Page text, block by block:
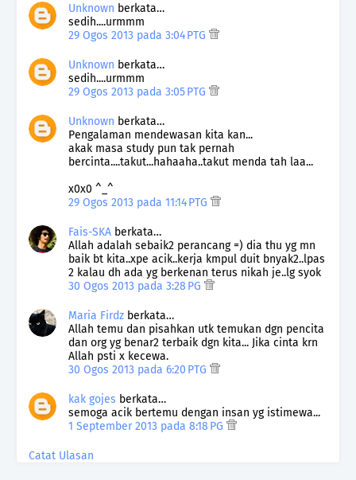
Unknown berkata…
sedih....urmmm
29 Ogos 2013 pada 3:04 PTG
Unknown berkata…
sedih....urmmm
29 Ogos 2013 pada 3:05 PTG
Unknown berkata…
Pengalaman mendewasan kita kan...
akak masa study pun tak pernah
bercinta....takut...hahaaha..takut menda tah laa...
x0x0 ^_^
29 Ogos 2013 pada 11:14 PTG
Fais-SKA berkata…
Allah adalah sebaik2 perancang =) dia thu yg mn
baik bt kita..xpe acik..kerja kmpul duit bnyak2..lpas
2 kalau dh ada yg berkenan terus nikah je..lg syok
30 Ogos 2013 pada 3:28 PG
Maria Firdz berkata…
Allah temu dan pisahkan utk temukan dgn pencita
dan org yg benar2 terbaik dgn kita... Jika cinta krn
Allah psti x kecewa.
30 Ogos 2013 pada 6:20 PTG
kak gojes berkata…
semoga acik bertemu dengan insan yg istimewa...
1 September 2013 pada 8:18 PG
Catat Ulasan